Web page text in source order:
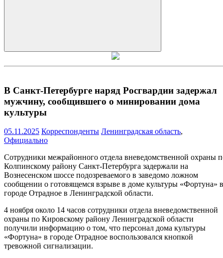
Искать
В Санкт-Петербурге наряд Росгвардии задержал
мужчину, сообщившего о минировании дома
культуры
05.11.2025 Корреспонденты Ленинградская область,
Официально
Сотрудники межрайонного отдела вневедомственной охраны
Колпинскому району Санкт-Петербурга задержали на
Вознесенском шоссе подозреваемого в заведомо ложном
сообщении о готовящемся взрыве в доме культуры «Фортуна» в
городе Отрадное в Ленинградской области.
4 ноября около 14 часов сотрудники отдела вневедомственной
охраны по Кировскому району Ленинградской области
получили информацию о том, что персонал дома культуры
«Фортуна» в городе Отрадное воспользовался кнопкой
тревожной сигнализации.